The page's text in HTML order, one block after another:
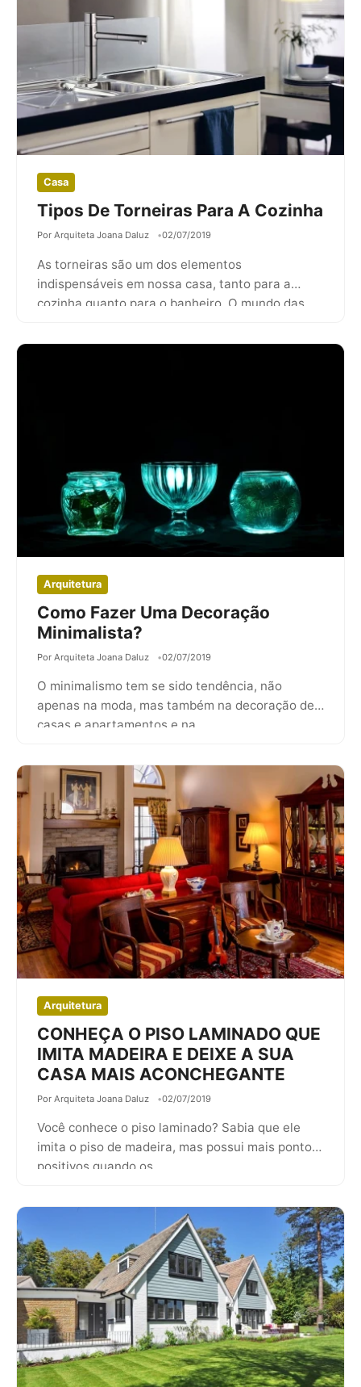
Casa
Tipos De Torneiras Para A Cozinha
Por Arquiteta Joana Daluz 02/07/2019
As torneiras são um dos elementos
indispensáveis em nossa casa, tanto para a
cozinha quanto para o banheiro. O mundo das
Arquitetura
Como Fazer Uma Decoração
Minimalista?
Por Arquiteta Joana Daluz 02/07/2019
O minimalismo tem se sido tendência, não
apenas na moda, mas também na decoração de
casas e apartamentos e na…
Arquitetura
CONHEÇA O PISO LAMINADO QUE
IMITA MADEIRA E DEIXE A SUA
CASA MAIS ACONCHEGANTE
Por Arquiteta Joana Daluz 02/07/2019
Você conhece o piso laminado? Sabia que ele
imita o piso de madeira, mas possui mais pontos
positivos quando os…